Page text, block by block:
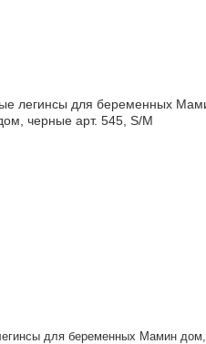
для беременных Мамин дом,